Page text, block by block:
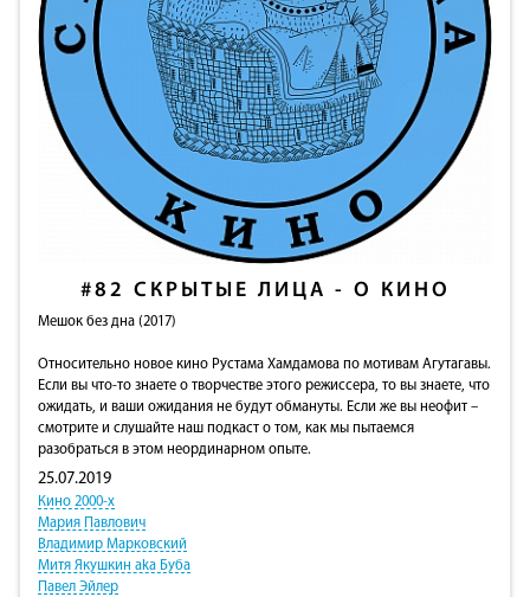
#82 СКРЫТЫЕ ЛИЦА - О КИНО
Мешок без дна (2017)
Относительно новое кино Рустама Хамдамова по мотивам Агутагавы.
Если вы что-то знаете о творчестве этого режиссера, то вы знаете, что
ожидать, и ваши ожидания не будут обмануты. Если же вы неофит –
смотрите и слушайте наш подкаст о том, как мы пытаемся
разобраться в этом неординарном опыте.
25.07.2019
Кино 2000-х
Мария Павлович
Владимир Марковский
Митя Якушкин aka Буба
Павел Эйлер